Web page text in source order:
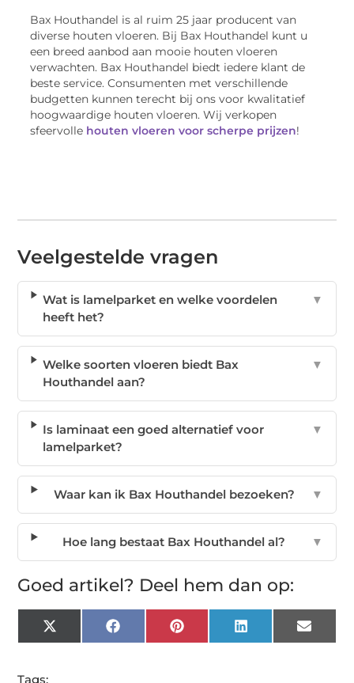
Bax Houthandel is al ruim 25 jaar producent van
diverse houten vloeren. Bij Bax Houthandel kunt u
een breed aanbod aan mooie houten vloeren
verwachten. Bax Houthandel biedt iedere klant de
beste service. Consumenten met verschillende
budgetten kunnen terecht bij ons voor kwalitatief
hoogwaardige houten vloeren. Wij verkopen
sfeervolle houten vloeren voor scherpe prijzen!
Veelgestelde vragen
Wat is lamelparket en welke voordelen
heeft het?
▼
Welke soorten vloeren biedt Bax
Houthandel aan?
▼
Is laminaat een goed alternatief voor
lamelparket?
▼
Waar kan ik Bax Houthandel bezoeken? ▼
Hoe lang bestaat Bax Houthandel al? ▼
Goed artikel? Deel hem dan op:
X
(Twitter)
FacebookPinterest LinkedIn Email
Tags: